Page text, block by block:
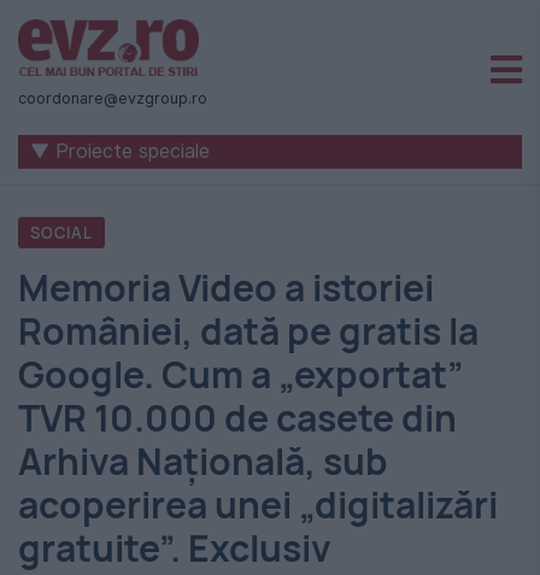
Știri
naționale
internaționale
România
-
Evenimentul
Zilei
coordonare@evzgroup.ro
▼ Proiecte speciale
SOCIAL
Memoria Video a istoriei
României, dată pe gratis la
Google. Cum a „exportat”
TVR 10.000 de casete din
Arhiva Națională, sub
acoperirea unei „digitalizări
gratuite”. Exclusiv